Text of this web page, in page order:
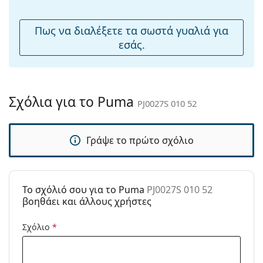
άρθρωση:
Όχι
Αξεσουάρ
Πανί
καθαρισμού:
Ναι
Τύπος:
Παιδικά
Μάρκα:
Puma
PJ0027S 010 52
Πως να διαλέξετε τα σωστά γυαλιά για
εσάς.
Σχόλια για το Puma PJ0027S 010 52
Γράψε το πρώτο σχόλιο
To σχόλιό σου για το Puma PJ0027S 010 52
βοηθάει και άλλους χρήστες
Σχόλιο *